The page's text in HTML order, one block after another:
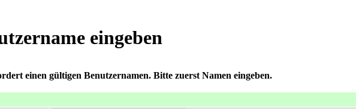
eingeben
einen gültigen Benutzernamen. Bitte zuerst Namen eingeben.